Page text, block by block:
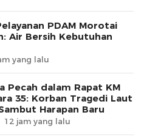
PDAM Morotai
Air Bersih Kebutuhan
yang lalu
Pecah dalam Rapat KM
35: Korban Tragedi Laut
Harapan Baru
12 jam yang lalu